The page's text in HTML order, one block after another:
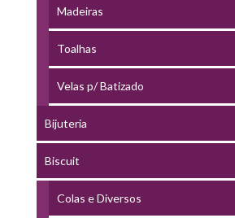
Madeiras
Toalhas
Velas p/ Batizado
Bijuteria
Biscuit
Colas e Diversos